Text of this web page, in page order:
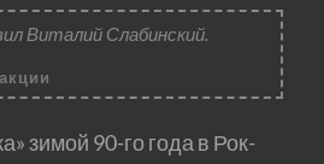
Виталий Слабинский.
зимой 90-го года в Рок-